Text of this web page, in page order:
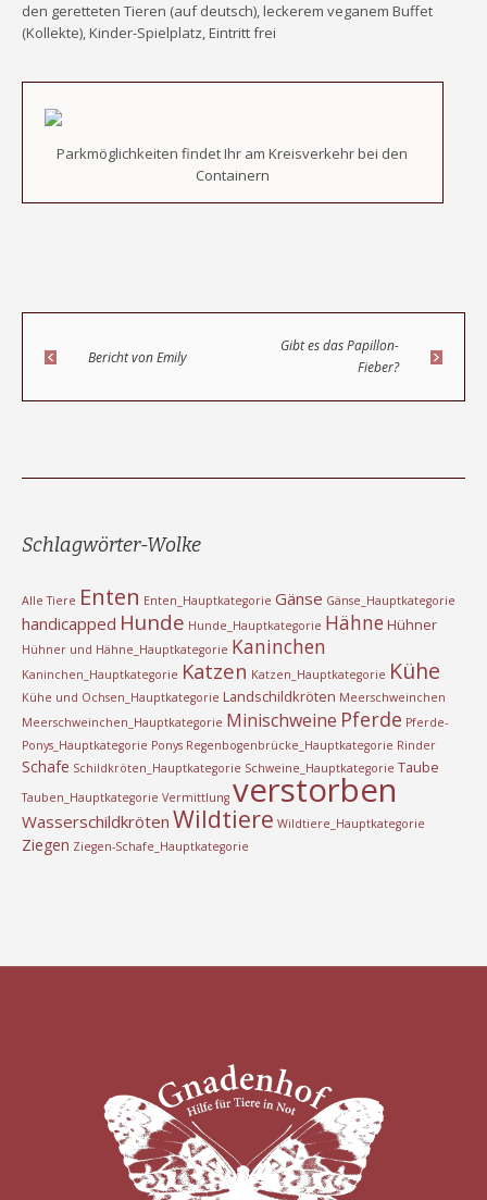
den geretteten Tieren (auf deutsch), leckerem veganem Buffet
(Kollekte), Kinder-Spielplatz, Eintritt frei
Parkmöglichkeiten findet Ihr am Kreisverkehr bei den
Containern
Bericht von Emily
Gibt es das Papillon-
Fieber?
Schlagwörter-Wolke
Alle Tiere Enten Enten_Hauptkategorie Gänse Gänse_Hauptkategorie
handicapped Hunde Hunde_Hauptkategorie Hähne Hühner
Hühner und Hähne_Hauptkategorie Kaninchen
Kaninchen_Hauptkategorie Katzen Katzen_Hauptkategorie Kühe
Kühe und Ochsen_Hauptkategorie Landschildkröten Meerschweinchen
Meerschweinchen_Hauptkategorie Minischweine Pferde Pferde-
Ponys_Hauptkategorie Ponys Regenbogenbrücke_Hauptkategorie Rinder
Schafe Schildkröten_Hauptkategorie Schweine_Hauptkategorie Taube
Tauben_Hauptkategorie Vermittlung verstorben
Wasserschildkröten Wildtiere Wildtiere_Hauptkategorie
Ziegen Ziegen-Schafe_Hauptkategorie